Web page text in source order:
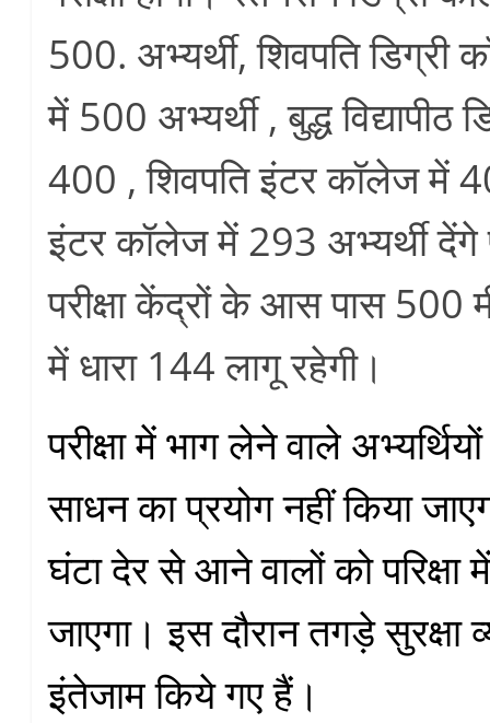
500. अभ्यर्थी, शिवपति डिग्री
में 500 अभ्यर्थी , बुद्ध विद्यापीठ
400 , शिवपति इंटर कॉलेज में
इंटर कॉलेज में 293 अभ्यर्थी देंगे
परीक्षा केंद्रों के आस पास 500
में धारा 144 लागू रहेगी।
परीक्षा में भाग लेने वाले
साधन का प्रयोग नहीं किया
घंटा देर से आने वालों को परिक्षा
जाएगा। इस दौरान तगड़े सुरक्षा
इंतेजाम किये गए हैं।